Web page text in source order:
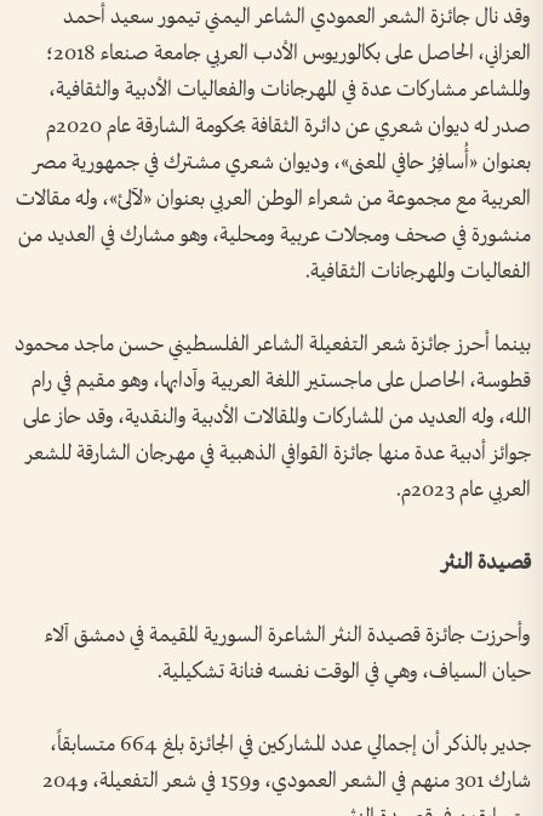
وقد نال جائزة الشعر العمودي الشاعر اليمني تيمور سعيد أحمد
العزاني، الحاصل على بكالوريوس الأدب العربي جامعة صنعاء 2018؛
وللشاعر مشاركات عدة في المهرجانات والفعاليات الأدبية والثقافية،
صدر له ديوان شعري عن دائرة الثقافة بحكومة الشارقة عام 2020م
بعنوان «أُسافِرُ حافي المعنى»، وديوان شعري مشترك في جمهورية مصر
العربية مع مجموعة من شعراء الوطن العربي بعنوان «لآلئ»، وله مقالات
منشورة في صحف ومجلات عربية ومحلية، وهو مشارك في العديد من
الفعاليات والمهرجانات الثقافية.
بينما أحرز جائزة شعر التفعيلة الشاعر الفلسطيني حسن ماجد محمود
قطوسة، الحاصل على ماجستير اللغة العربية وآدابها، وهو مقيم في رام
الله، وله العديد من المشاركات والمقالات الأدبية والنقدية، وقد حاز على
جوائز أدبية عدة منها جائزة القوافي الذهبية في مهرجان الشارقة للشعر
العربي عام 2023م.
قصيدة النثر
وأحرزت جائزة قصيدة النثر الشاعرة السورية المقيمة في دمشق آلاء
حيان السياف، وهي في الوقت نفسه فنانة تشكيلية.
جدير بالذكر أن إجمالي عدد المشاركين في الجائزة بلغ 664 متسابقاً،
شارك 301 منهم في الشعر العمودي، و159 في شعر التفعيلة، و204